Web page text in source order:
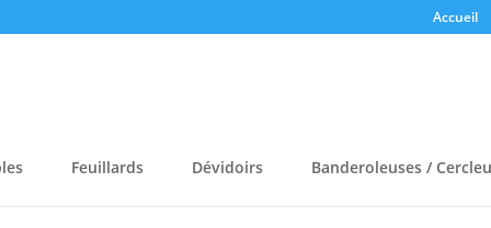
Accueil
Feuillards Dévidoirs Banderoleuses /